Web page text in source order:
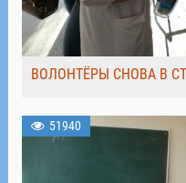
ВОЛОНТЁРЫ СНОВА В
51940